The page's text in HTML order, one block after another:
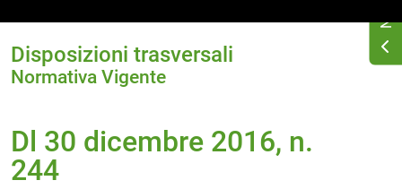
Disposizioni trasversali
Normativa Vigente
Dl 30 dicembre 2016, n.
244